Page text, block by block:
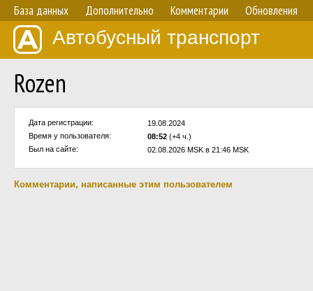
База данных Дополнительно Комментарии Обновления
Автобусный транспорт
Rozen
Дата регистрации:
19.08.2024
Время у пользователя:
08:52 (+4 ч.)
Был на сайте:
02.08.2026 MSK в 21:46 MSK
Комментарии, написанные этим пользователем